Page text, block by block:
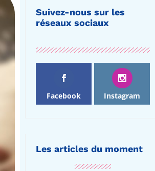
Suivez-nous sur les
réseaux sociaux
Facebook Instagram
Les articles du moment